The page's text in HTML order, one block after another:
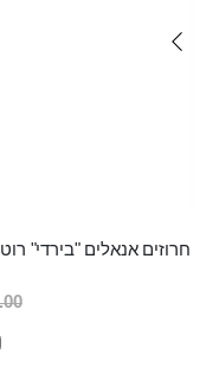
חרוזים אנאלים "בירדי"
₪